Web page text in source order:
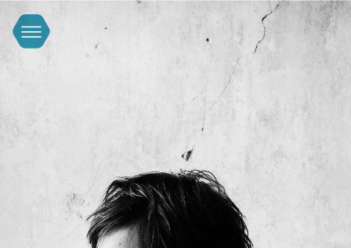
IMPRESSUM & DATENSCHUTZERKLÄRUNG